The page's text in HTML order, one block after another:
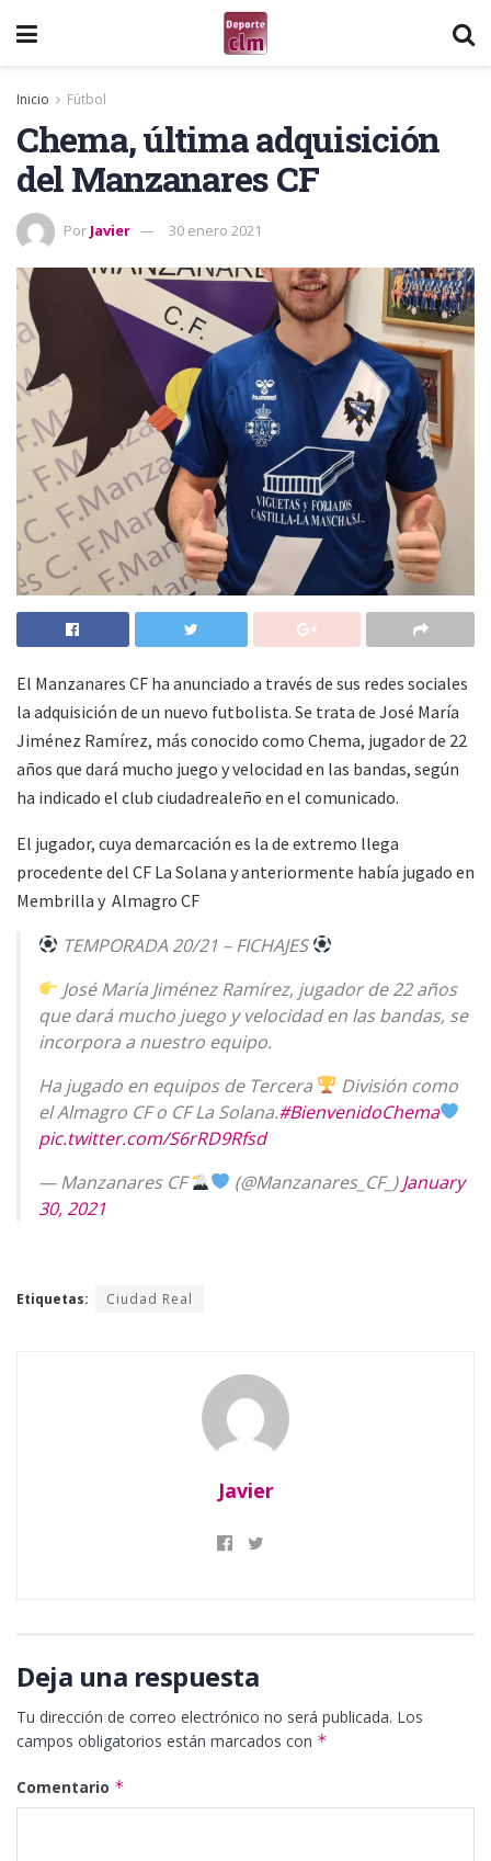
Inicio Fútbol
Chema, última adquisición
del Manzanares CF
Por Javier 30 enero 2021
El Manzanares CF ha anunciado a través de sus redes sociales
la adquisición de un nuevo futbolista. Se trata de José María
Jiménez Ramírez, más conocido como Chema, jugador de 22
años que dará mucho juego y velocidad en las bandas, según
ha indicado el club ciudadrealeño en el comunicado.
El jugador, cuya demarcación es la de extremo llega
procedente del CF La Solana y anteriormente había jugado en
Membrilla y Almagro CF
TEMPORADA 20/21 – FICHAJES
José María Jiménez Ramírez, jugador de 22 años
que dará mucho juego y velocidad en las bandas, se
incorpora a nuestro equipo.
Ha jugado en equipos de Tercera
División como
el Almagro CF o CF La Solana.#BienvenidoChema
pic.twitter.com/S6rRD9Rfsd
— Manzanares CF
(@Manzanares_CF_)January
30, 2021
Etiquetas: Ciudad Real
Javier
Deja una respuesta
Tu dirección de correo electrónico no será publicada. Los
campos obligatorios están marcados con *
Comentario *